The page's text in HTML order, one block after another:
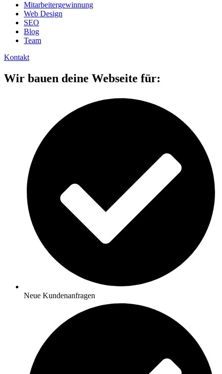
Mitarbeitergewinnung
Web Design
SEO
Blog
Team
Kontakt
Wir bauen deine Webseite für:
Neue Kundenanfragen